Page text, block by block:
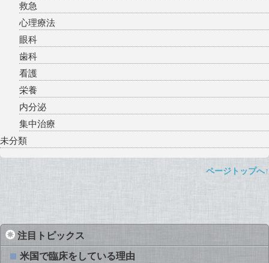
救急
心理療法
眼科
歯科
看護
栄養
内分泌
集中治療
未分類
ページトップへ↑
注目トピックス
米国で臨床をしている理由